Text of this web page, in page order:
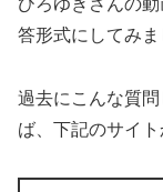
ひろゆきさんの
答形式にしてみま
過去にこんな質
ば、下記のサイト